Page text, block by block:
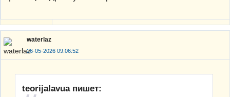
waterlaz
26-05-2026 09:06:52
teorijalavua пишет: